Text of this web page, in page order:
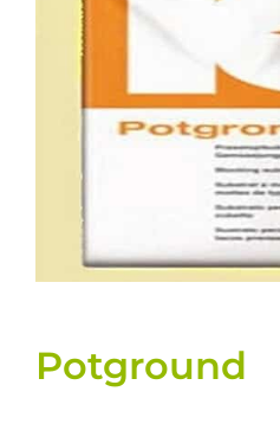
Llavors
Fitxes de producte
Potground